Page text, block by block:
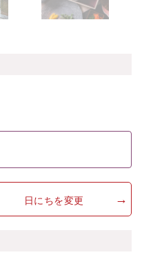
日にちを変更